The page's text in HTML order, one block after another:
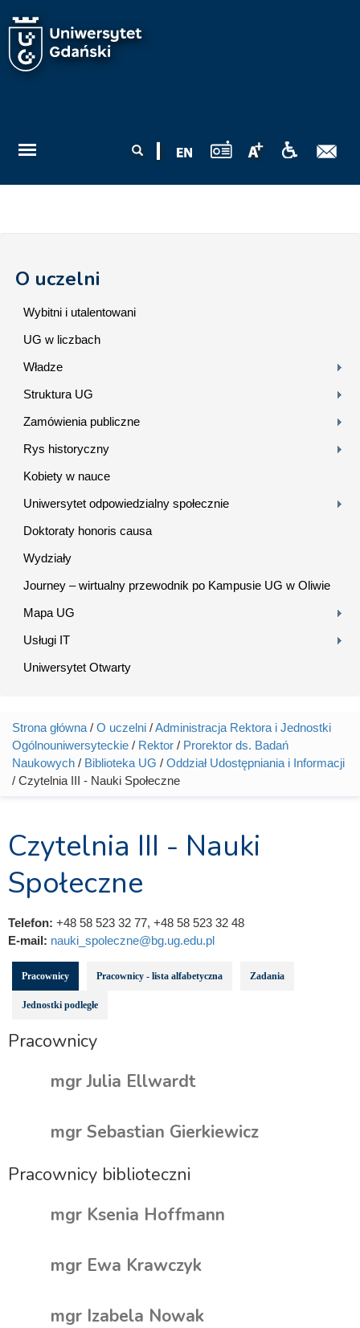
wyszukiwania
O uczelni
Wybitni i utalentowani
UG w liczbach
Władze
Struktura UG
Zamówienia publiczne
Rys historyczny
Kobiety w nauce
Uniwersytet odpowiedzialny społecznie
Doktoraty honoris causa
Wydziały
Journey – wirtualny przewodnik po Kampusie UG w Oliwie
Mapa UG
Usługi IT
Uniwersytet Otwarty
Jesteś tutaj
Strona główna / O uczelni /Administracja Rektora i Jednostki
Ogólnouniwersyteckie / Rektor / Prorektor ds. Badań
Naukowych / Biblioteka UG / Oddział Udostępniania i Informacji
/ Czytelnia III - Nauki Społeczne
Czytelnia III - Nauki
Społeczne
Telefon: +48 58 523 32 77, +48 58 523 32 48
E-mail: nauki_spoleczne@bg.ug.edu.pl
Pracownicy Pracownicy - lista alfabetyczna Zadania
Jednostki podległe
Pracownicy
mgr Julia Ellwardt
mgr Sebastian Gierkiewicz
Pracownicy biblioteczni
mgr Ksenia Hoffmann
mgr Ewa Krawczyk
mgr Izabela Nowak